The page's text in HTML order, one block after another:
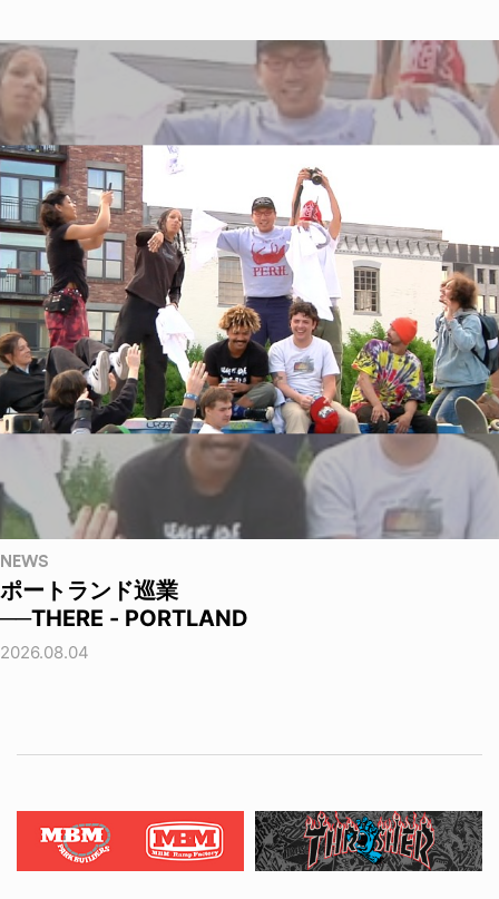
NEWS
ポートランド巡業
──THERE - PORTLAND
2026.08.04